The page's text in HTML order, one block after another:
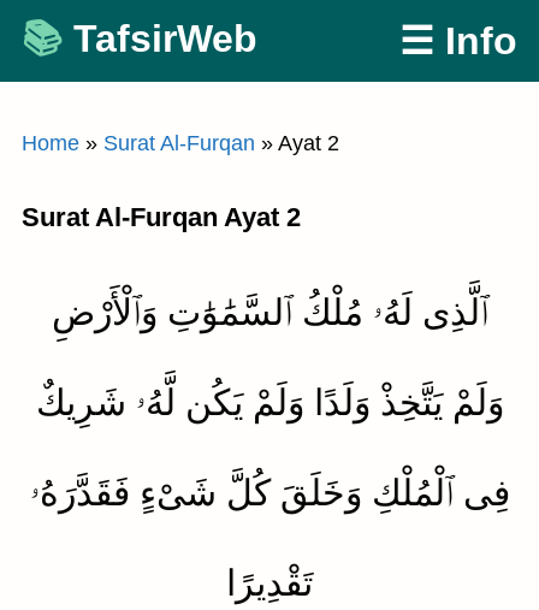
Skip
content
TafsirWeb ☰ Info
Home » Surat Al-Furqan » Ayat 2
Surat Al-Furqan Ayat 2
ٱلَّذِى لَهُۥ مُلْكُ ٱلسَّمَٰوَٰتِ وَٱلْأَرْضِ
وَلَمْ يَتَّخِذْ وَلَدًا وَلَمْ يَكُن لَّهُۥ شَرِيكٌ
فِى ٱلْمُلْكِ وَخَلَقَ كُلَّ شَىْءٍ فَقَدَّرَهُۥ
تَقْدِيرًا